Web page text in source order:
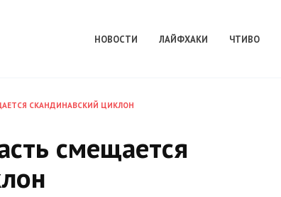
НОВОСТИ ЛАЙФХАКИ ЧТИВО
СКАНДИНАВСКИЙ ЦИКЛОН
смещается